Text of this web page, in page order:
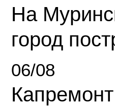
На
город
06/08